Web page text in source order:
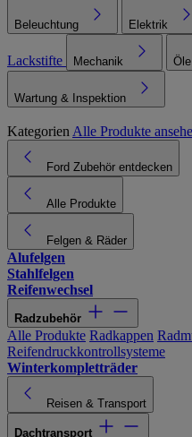
Beleuchtung Elektrik
Lackstifte Mechanik
Wartung & Inspektion
Kategorien Alle Produkte
Ford Zubehör entdecken
Alle Produkte
Felgen & Räder
Alufelgen
Stahlfelgen
Reifenwechsel
Radzubehör
Alle Produkte Radkappen
Reifendruckkontrollsysteme
Winterkompletträder
Reisen & Transport
Dachtransport